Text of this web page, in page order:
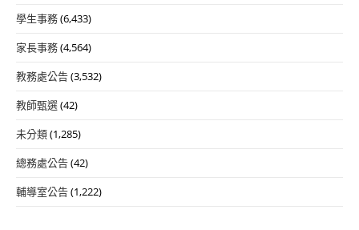
學生事務(6,433)
家長事務(4,564)
教務處公告(3,532)
教師甄選(42)
未分類(1,285)
總務處公告(42)
輔導室公告(1,222)